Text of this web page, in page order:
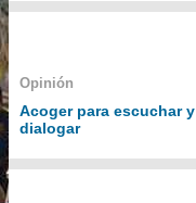
Opinión
Acoger para escuchar y
dialogar